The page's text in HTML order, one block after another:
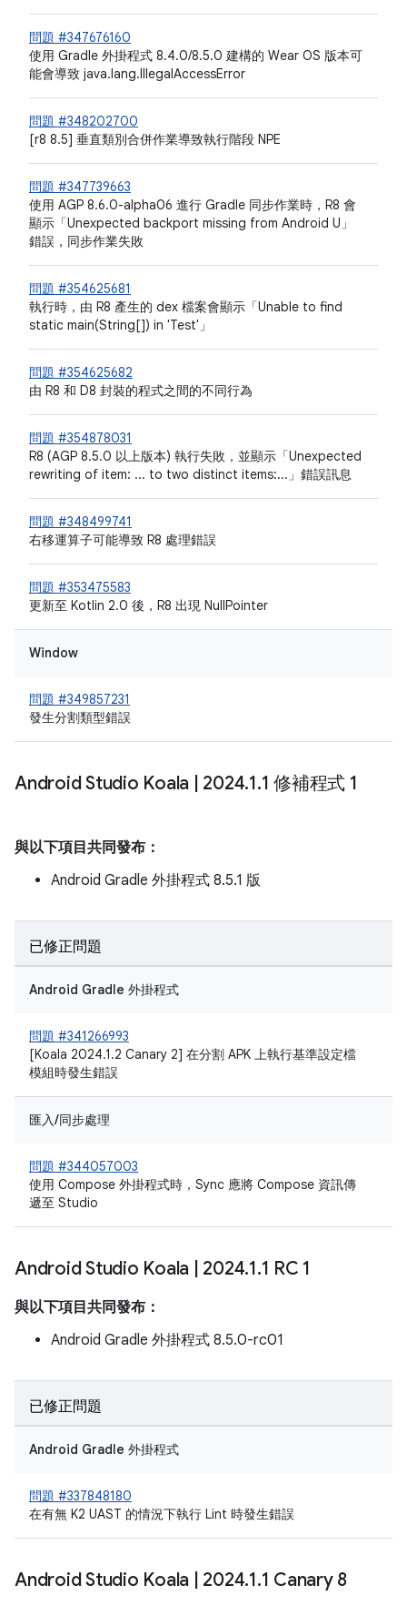
問題 #347676160
使用 Gradle 外掛程式 8.4.0/8.5.0 建構的 Wear OS 版本可
能會導致 java.lang.IllegalAccessError
問題 #348202700
[r8 8.5] 垂直類別合併作業導致執行階段 NPE
問題 #347739663
使用 AGP 8.6.0-alpha06 進行 Gradle 同步作業時，R8 會
顯示「Unexpected backport missing from Android U」
錯誤，同步作業失敗
問題 #354625681
執行時，由 R8 產生的 dex 檔案會顯示「Unable to find
static main(String[]) in 'Test'」
問題 #354625682
由 R8 和 D8 封裝的程式之間的不同行為
問題 #354878031
R8 (AGP 8.5.0 以上版本) 執行失敗，並顯示「Unexpected
rewriting of item: ... to two distinct items:...」錯誤訊息
問題 #348499741
右移運算子可能導致 R8 處理錯誤
問題 #353475583
更新至 Kotlin 2.0 後，R8 出現 NullPointer
Window
問題 #349857231
發生分割類型錯誤
Android Studio Koala 2024.1.1 修補程式 1
與以下項目共同發布：
Android Gradle 外掛程式 8.5.1 版
已修正問題
Android Gradle 外掛程式
問題 #341266993
[Koala 2024.1.2 Canary 2] 在分割 APK 上執行基準設定檔
模組時發生錯誤
匯入/同步處理
問題 #344057003
使用 Compose 外掛程式時，Sync 應將 Compose 資訊傳
遞至 Studio
Android Studio Koala 2024.1.1 RC 1
與以下項目共同發布：
Android Gradle 外掛程式 8.5.0-rc01
已修正問題
Android Gradle 外掛程式
問題 #337848180
在有無 K2 UAST 的情況下執行 Lint 時發生錯誤
Android Studio Koala 2024.1.1 Canary 8